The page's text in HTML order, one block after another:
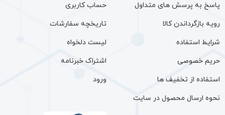
پاسخ به پرسش های متداول
رویه بازگرداندن کالا
شرایط استفاده
حریم خصوصی
استفاده از تخفیف ها
نحوه ارسال محصول در سایت
حساب کاربری
تاریخچه سفارشات
لیست دلخواه
اشتراک خبرنامه
ورود